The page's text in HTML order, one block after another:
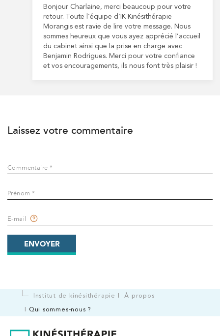
Bonjour Charlaine, merci beaucoup pour votre
retour. Toute l’équipe d’IK Kinésithérapie
Morangis est ravie de lire votre message. Nous
sommes heureux que vous ayez apprécié l’accueil
du cabinet ainsi que la prise en charge avec
Benjamin Rodrigues. Merci pour votre confiance
et vos encouragements, ils nous font très plaisir !
Laissez votre commentaire
Commentaire *
Prénom *
E-mail
ENVOYER
Institut de kinésithérapie
À propos
Qui sommes-nous ?